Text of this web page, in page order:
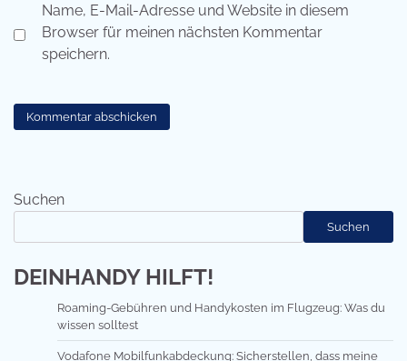
Name, E-Mail-Adresse und Website in diesem
Browser für meinen nächsten Kommentar
speichern.
Suchen
Suchen
DEINHANDY HILFT!
Roaming-Gebühren und Handykosten im Flugzeug: Was du
wissen solltest
Vodafone Mobilfunkabdeckung: Sicherstellen, dass meine